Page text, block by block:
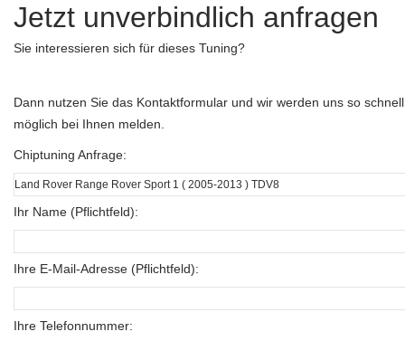
Jetzt unverbindlich anfragen
Sie interessieren sich für dieses Tuning?
Dann nutzen Sie das Kontaktformular und wir werden uns so
möglich bei Ihnen melden.
Chiptuning Anfrage:
Ihr Name (Pflichtfeld):
Ihre E-Mail-Adresse (Pflichtfeld):
Ihre Telefonnummer: